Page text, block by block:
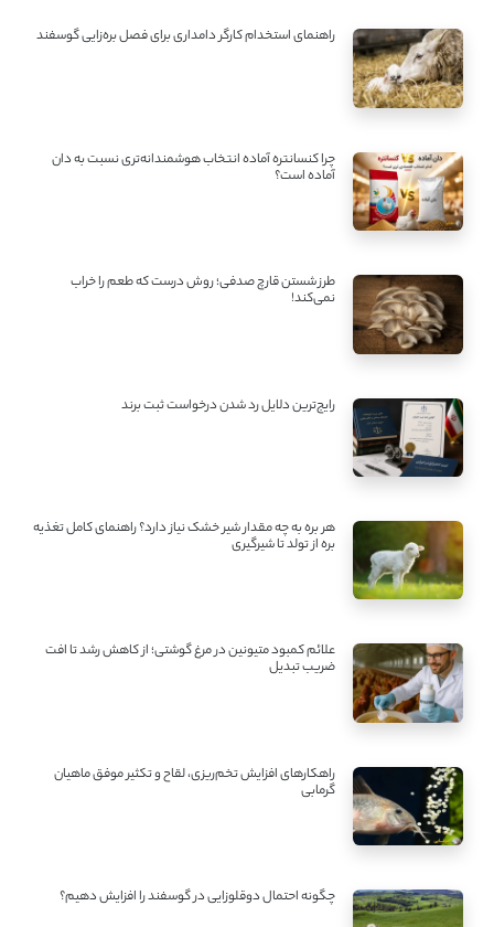
راهنمای استخدام کارگر دامداری برای فصل بره‌زایی گوسفند
چرا کنسانتره آماده انتخاب هوشمندانه‌تری نسبت به دان
آماده است؟
طرز شستن قارچ صدفی؛ روش درست که طعم را خراب
نمی‌کند!
رایج‌ترین دلایل رد شدن درخواست ثبت برند
هر بره به چه مقدار شیر خشک نیاز دارد؟ راهنمای کامل تغذیه
بره از تولد تا شیرگیری
علائم کمبود متیونین در مرغ گوشتی؛ از کاهش رشد تا افت
ضریب تبدیل
راهکارهای افزایش تخم‌ریزی، لقاح و تکثیر موفق ماهیان
گرمابی
چگونه احتمال دوقلوزایی در گوسفند را افزایش دهیم؟